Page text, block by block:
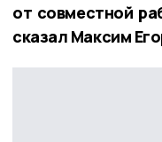
от совместной
сказал Максим